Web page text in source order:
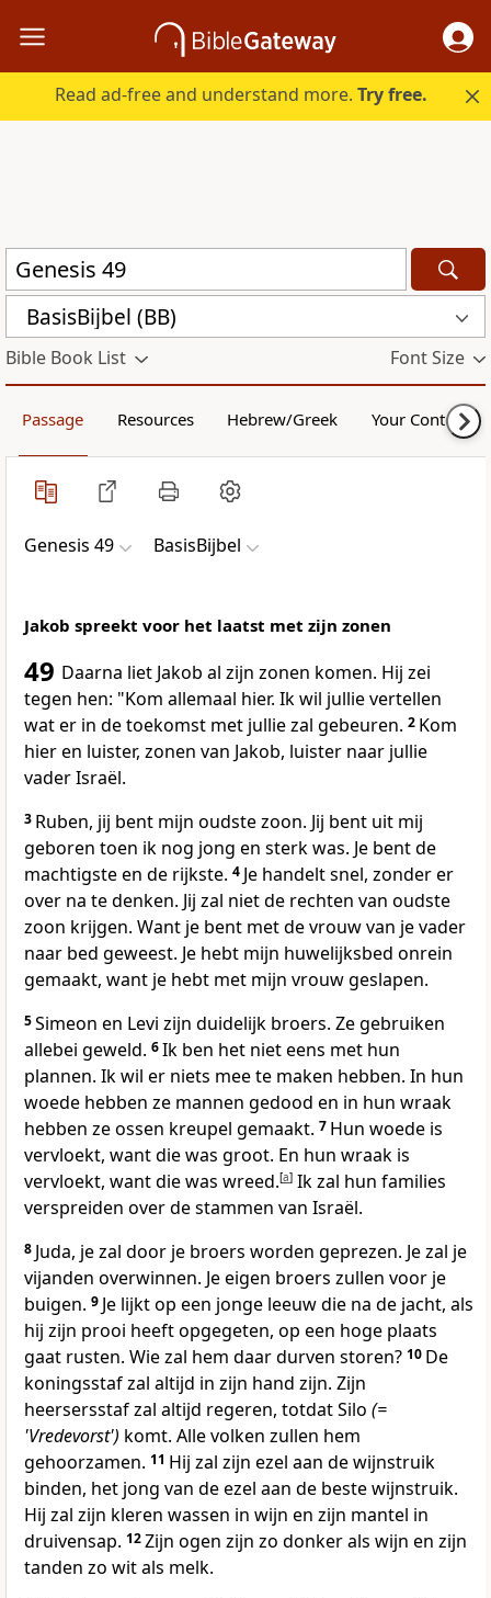
Read ad-free and understand more.Try free.
BasisBijbel (BB)
Bible Book List Font Size
Passage Resources Hebrew/Greek Your Content
Genesis 49 BasisBijbel
Jakob spreekt voor het laatst met zijn zonen
49 Daarna liet Jakob al zijn zonen komen. Hij zei
tegen hen: "Kom allemaal hier. Ik wil jullie vertellen
wat er in de toekomst met jullie zal gebeuren. 2 Kom
hier en luister, zonen van Jakob, luister naar jullie
vader Israël.
3 Ruben, jij bent mijn oudste zoon. Jij bent uit mij
geboren toen ik nog jong en sterk was. Je bent de
machtigste en de rijkste. 4 Je handelt snel, zonder er
over na te denken. Jij zal niet de rechten van oudste
zoon krijgen. Want je bent met de vrouw van je vader
naar bed geweest. Je hebt mijn huwelijksbed onrein
gemaakt, want je hebt met mijn vrouw geslapen.
5Simeon en Levi zijn duidelijk broers. Ze gebruiken
allebei geweld. 6Ik ben het niet eens met hun
plannen. Ik wil er niets mee te maken hebben. In hun
woede hebben ze mannen gedood en in hun wraak
hebben ze ossen kreupel gemaakt. 7 Hun woede is
vervloekt, want die was groot. En hun wraak is
vervloekt, want die was wreed.[a] Ik zal hun families
verspreiden over de stammen van Israël.
8 Juda, je zal door je broers worden geprezen. Je zal je
vijanden overwinnen. Je eigen broers zullen voor je
buigen. 9 Je lijkt op een jonge leeuw die na de jacht, als
hij zijn prooi heeft opgegeten, op een hoge plaats
gaat rusten. Wie zal hem daar durven storen? 10 De
koningsstaf zal altijd in zijn hand zijn. Zijn
heersersstaf zal altijd regeren, totdat Silo (=
'Vredevorst') komt. Alle volken zullen hem
gehoorzamen. 11 Hij zal zijn ezel aan de wijnstruik
binden, het jong van de ezel aan de beste wijnstruik.
Hij zal zijn kleren wassen in wijn en zijn mantel in
druivensap. 12Zijn ogen zijn zo donker als wijn en zijn
tanden zo wit als melk.